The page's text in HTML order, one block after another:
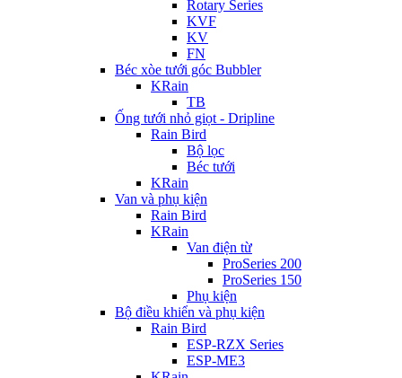
Rotary Series
KVF
KV
FN
Béc xòe tưới góc Bubbler
KRain
TB
Ống tưới nhỏ giọt - Dripline
Rain Bird
Bộ lọc
Béc tưới
KRain
Van và phụ kiện
Rain Bird
KRain
Van điện từ
ProSeries 200
ProSeries 150
Phụ kiện
Bộ điều khiển và phụ kiện
Rain Bird
ESP-RZX Series
ESP-ME3